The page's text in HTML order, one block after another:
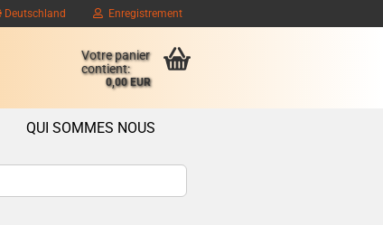
Deutschland Enregistrement
Votre panier
contient:
0,00 EUR
QUI SOMMES NOUS